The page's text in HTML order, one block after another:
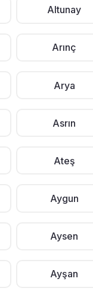
Altunay
Arınç
Arya
Asrın
Ateş
Aygun
Aysen
Ayşan